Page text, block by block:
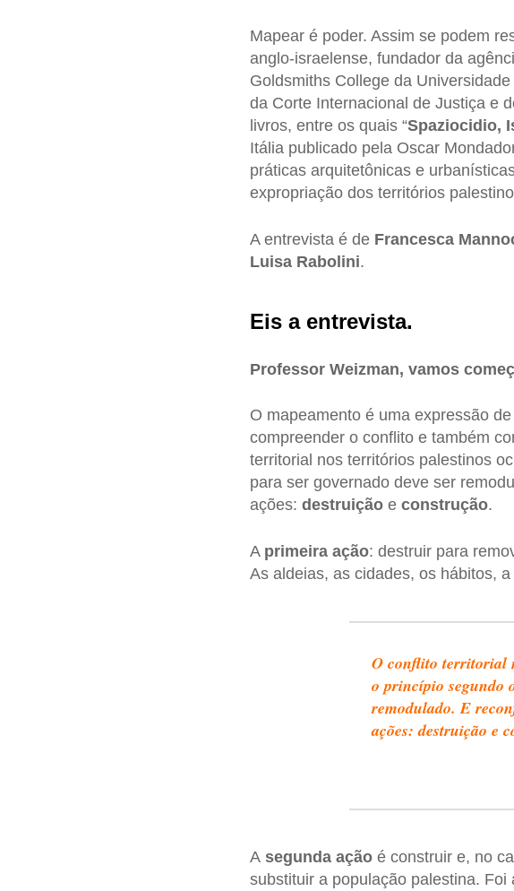
Mapear é poder. Assim se podem
anglo-israelense, fundador da
Goldsmiths College da
da Corte Internacional de Justiça e
livros, entre os quais “Spaziocidio,
Itália publicado pela Oscar
práticas arquitetônicas e
expropriação dos territórios
A entrevista é de Francesca
Luisa Rabolini.
Eis a entrevista.
Professor Weizman, vamos
O mapeamento é uma expressão
compreender o conflito e também
territorial nos territórios palestinos
para ser governado deve ser
ações: destruiçãoe construção.
A primeira ação: destruir para
As aldeias, as cidades, os hábitos,
O conflito territorial
o princípio segundo
remodulado. E
ações: destruição e
Asegunda açãoé construir e, no
substituir a população palestina. Foi